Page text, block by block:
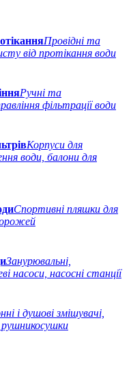
Провідні та
від протікання води
Ручні та
фільтрації води
Корпуси для
води, балони для
Спортивні пляшки для
Занурювальні,
насоси, насосні станції
і душові змішувачі,
рушникосушки